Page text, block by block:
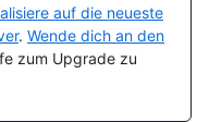
auf die neueste
. Wende dich an den
zum Upgrade zu